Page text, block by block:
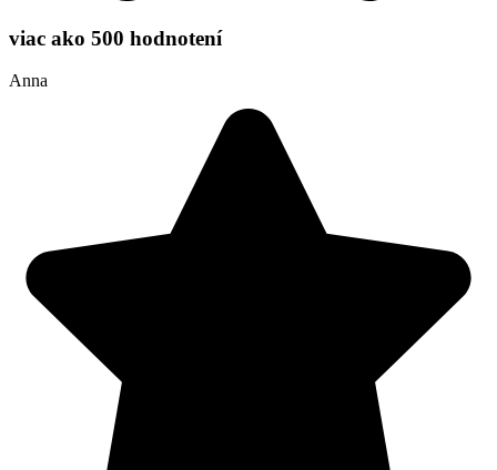
viac ako 500 hodnotení
Anna